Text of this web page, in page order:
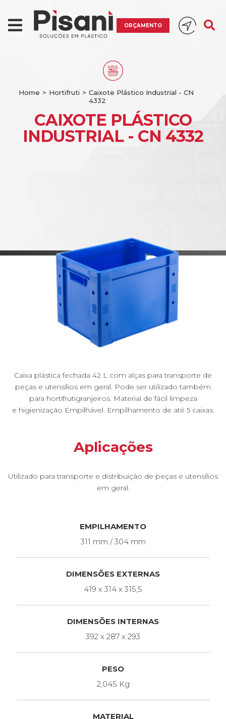
ORÇAMENTO
Home > Hortifruti > Caixote Plástico Industrial - CN
4332
CAIXOTE PLÁSTICO
INDUSTRIAL - CN 4332
Caixa plástica fechada 42 L com alças para transporte de
peças e utensílios em geral. Pode ser utilizado também
para hortifrutigranjeiros. Material de fácil limpeza
e higienização Empilhável. Empilhamento de até 5 caixas.
Aplicações
Utilizado para transporte e distribuição de peças e utensílios
em geral.
EMPILHAMENTO
311 mm / 304 mm
DIMENSÕES EXTERNAS
419 x 314 x 315,5
DIMENSÕES INTERNAS
392 x 287 x 293
PESO
2,045 Kg
MATERIAL